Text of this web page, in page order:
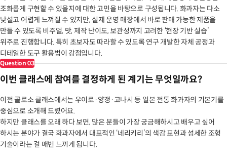
조화롭게 구현할 수 있을지에 대한 고민을 바탕으로 구성됩니다. 화과자는 다소
낯설고 어렵게 느껴질 수 있지만, 실제 운영 매장에서 바로 판매 가능한 제품을
만들 수 있도록 비주얼, 맛, 제작 난이도, 보관성까지 고려한 ‘현장 기반 실습’
위주로 진행합니다. 특히 초보자도 따라할 수 있도록 연구 개발한 자체 공정과
디테일한 도구 활용법이 강점입니다.
Question 03
이번 클래스에 참여를 결정하게 된 계기는 무엇일까요?
이전 콜로소 클래스에서는 우이로·양갱·고나시 등 일본 전통 화과자의 기본기를
중심으로 소개해 드렸어요.
하지만 클래스를 오래 하다 보면, 많은 분들이 가장 궁금해하시고 배우고 싶어
하시는 분야가 결국 화과자에서 대표적인 ‘네리키리’의 색감 표현과 섬세한 조형
기술이라는 걸 매번 느끼게 됩니다.